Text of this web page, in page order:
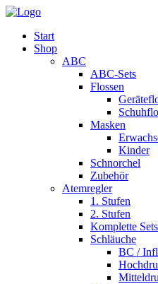
Start
Shop
ABC
ABC-Sets
Flossen
Masken
Kinder
Schnorchel
Zubehör
Atemregler
1. Stufen
2. Stufen
Komplette Sets
Schläuche
BC /